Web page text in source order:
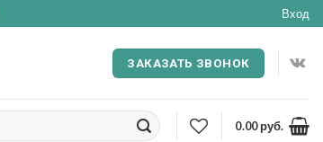
Вход
ЗАКАЗАТЬ ЗВОНОК
0.00руб.